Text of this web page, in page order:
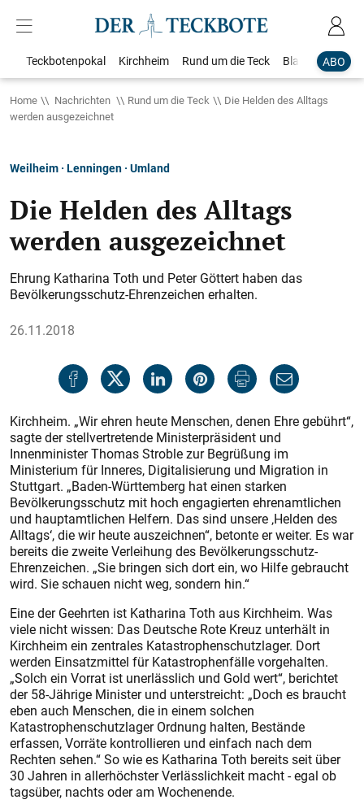
ABO
Teckbotenpokal Kirchheim Rund um die Teck Blaulicht
Home Nachrichten Rund um die Teck
Die Helden des Alltags
werden ausgezeichnet
Weilheim · Lenningen · Umland
Die Helden des Alltags
werden ausgezeichnet
Ehrung Katharina Toth und Peter Göttert haben das
Bevölkerungsschutz-Ehrenzeichen erhalten.
26.11.2018
Kirchheim. „Wir ehren heute Menschen, denen Ehre gebührt“,
sagte der stellvertretende Ministerpräsident und
Innenminister Thomas Stroble zur Begrüßung im
Ministerium für Inneres, Digitalisierung und Migration in
Stuttgart. „Baden-Württemberg hat einen starken
Bevölkerungsschutz mit hoch engagierten ehrenamtlichen
und hauptamtlichen Helfern. Das sind unsere ‚Helden des
Alltags‘, die wir heute auszeichnen“, betonte er weiter. Es war
bereits die zweite Verleihung des Bevölkerungsschutz-
Ehrenzeichen. „Sie bringen sich dort ein, wo Hilfe gebraucht
wird. Sie schauen nicht weg, sondern hin.“
Eine der Geehrten ist Katharina Toth aus Kirchheim. Was
viele nicht wissen: Das Deutsche Rote Kreuz unterhält in
Kirchheim ein zentrales Katastrophenschutzlager. Dort
werden Einsatzmittel für Katastrophenfälle vorgehalten.
„Solch ein Vorrat ist unerlässlich und Gold wert“, berichtet
der 58-Jährige Minister und unterstreicht: „Doch es braucht
eben auch Menschen, die in einem solchen
Katastrophenschutzlager Ordnung halten, Bestände
erfassen, Vorräte kontrollieren und einfach nach dem
Rechten sehen.“ So wie es Katharina Toth bereits seit über
30 Jahren in allerhöchster Verlässlichkeit macht - egal ob
tagsüber, nachts oder am Wochenende.